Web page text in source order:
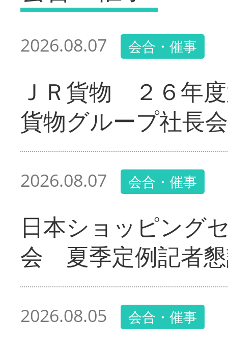
2026.08.07 会合・催事
ＪＲ貨物 ２６年
貨物グループ社長
2026.08.07 会合・催事
日本ショッピング
会 夏季定例記者
2026.08.05 会合・催事